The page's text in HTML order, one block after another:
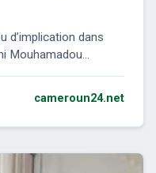
d’implication dans
Mouhamadou...
cameroun24.net